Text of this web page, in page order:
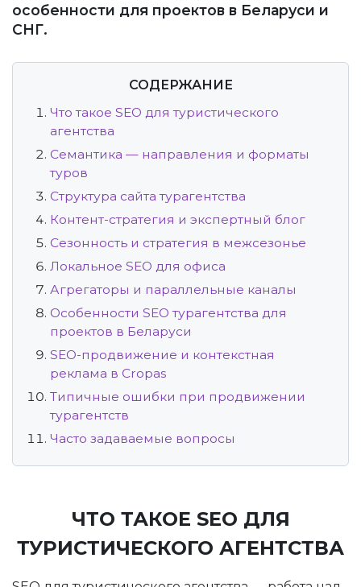
особенности для проектов в Беларуси и
СНГ.
СОДЕРЖАНИЕ
Что такое SEO для туристического
агентства
Семантика — направления и форматы
туров
Структура сайта турагентства
Контент-стратегия и экспертный блог
Сезонность и стратегия в межсезонье
Локальное SEO для офиса
Агрегаторы и параллельные каналы
Особенности SEO турагентства для
проектов в Беларуси
SEO-продвижение и контекстная
реклама в Cropas
Типичные ошибки при продвижении
турагентств
Часто задаваемые вопросы
ЧТО ТАКОЕ SEO ДЛЯ
ТУРИСТИЧЕСКОГО АГЕНТСТВА